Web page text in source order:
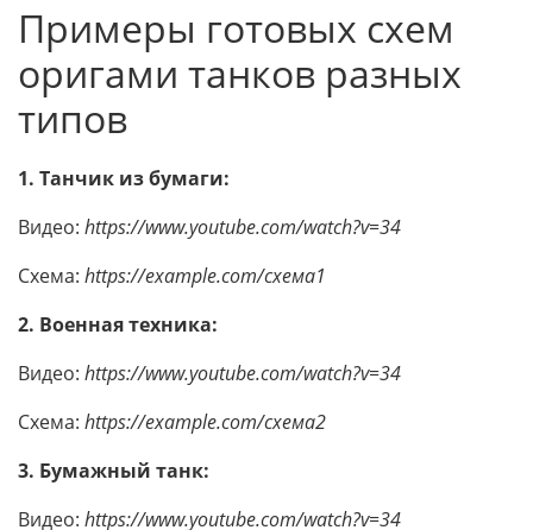
Примеры готовых схем
оригами танков разных
типов
1. Танчик из бумаги:
Видео: https://www.youtube.com/watch?v=34
Схема: https://example.com/схема1
2. Военная техника:
Видео: https://www.youtube.com/watch?v=34
Схема: https://example.com/схема2
3. Бумажный танк:
Видео: https://www.youtube.com/watch?v=34